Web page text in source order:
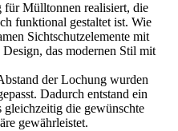
für Mülltonnen realisiert, die
funktional gestaltet ist. Wie
Sichtschutzelemente mit
das modernen Stil mit
der Lochung wurden
Dadurch entstand ein
gleichzeitig die gewünschte
gewährleistet.